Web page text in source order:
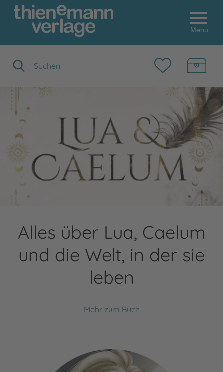
Menu
Alles über Lua, Caelum
und die Welt, in der sie
leben
Mehr zum Buch